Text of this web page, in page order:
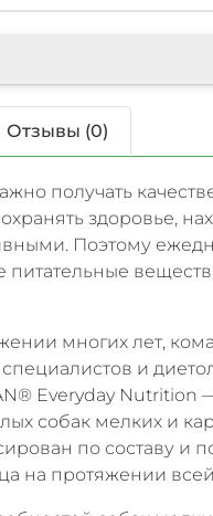
Отзывы (0)
получать
здоровье,
Поэтому
многих лет,
и
Everyday
собак мелких и
по составу и
на протяжении